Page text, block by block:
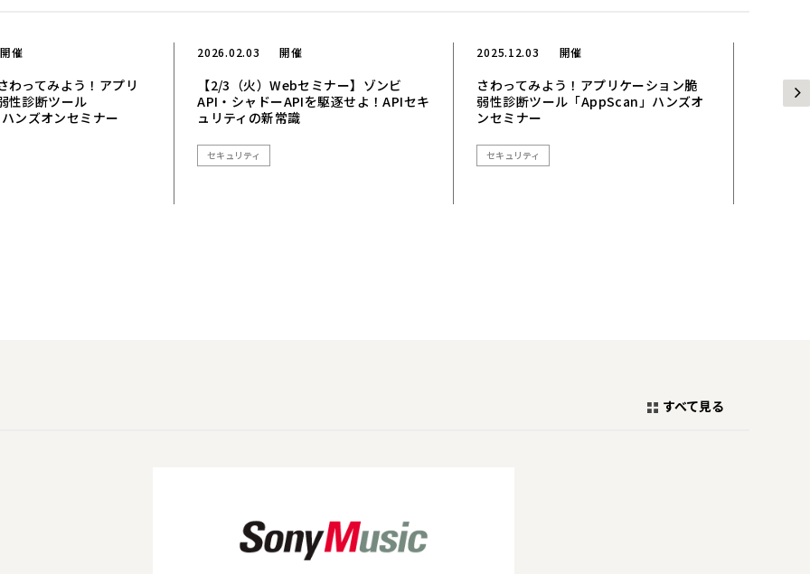
開催
わってみよう！アプリ
性診断ツール
ンズオンセミナー
2026.02.03 開催
【2/3（火）Webセミナー】ゾンビ
API・シャドーAPIを駆逐せよ！APIセキ
ュリティの新常識
セキュリティ
2025.12.03 開催
さわってみよう！アプリケーション脆
弱性診断ツール「AppScan」ハンズオ
ンセミナー
セキュリティ
さわっ
弱性診
すべて見る